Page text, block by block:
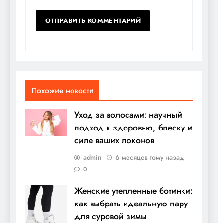
Похожие новости
Уход за волосами: научный
подход к здоровью, блеску и
силе ваших локонов
admin 6 месяцев тому назад
0
Женские утепленные ботинки:
как выбрать идеальную пару
для суровой зимы